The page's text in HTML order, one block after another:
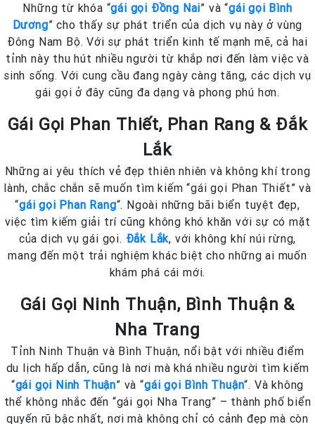
Những từ khóa “gái gọi Đồng Nai” và “gái gọi Bình
Dương” cho thấy sự phát triển của dịch vụ này ở vùng
Đông Nam Bộ. Với sự phát triển kinh tế mạnh mẽ, cả hai
tỉnh này thu hút nhiều người từ khắp nơi đến làm việc và
sinh sống. Với cung cầu đang ngày càng tăng, các dịch vụ
gái gọi ở đây cũng đa dạng và phong phú hơn.
Gái Gọi Phan Thiết, Phan Rang & Đắk
Lắk
Những ai yêu thích vẻ đẹp thiên nhiên và không khí trong
lành, chắc chắn sẽ muốn tìm kiếm “gái gọi Phan Thiết” và
“gái gọi Phan Rang“. Ngoài những bãi biển tuyệt đẹp,
việc tìm kiếm giải trí cũng không khó khăn với sự có mặt
của dịch vụ gái gọi. Đắk Lắk, với không khí núi rừng,
mang đến một trải nghiệm khác biệt cho những ai muốn
khám phá cái mới.
Gái Gọi Ninh Thuận, Bình Thuận &
Nha Trang
Tỉnh Ninh Thuận và Bình Thuận, nổi bật với nhiều điểm
du lịch hấp dẫn, cũng là nơi mà khá nhiều người tìm kiếm
“gái gọi Ninh Thuận” và “gái gọi Bình Thuận“. Và không
thể không nhắc đến “gái gọi Nha Trang” – thành phố biển
quyến rũ bậc nhất, nơi mà không chỉ có cảnh đẹp mà còn